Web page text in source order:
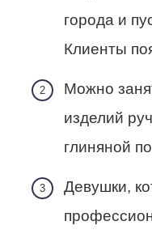
города и
Клиенты
Можно
изделий
глиняной
Девушки,